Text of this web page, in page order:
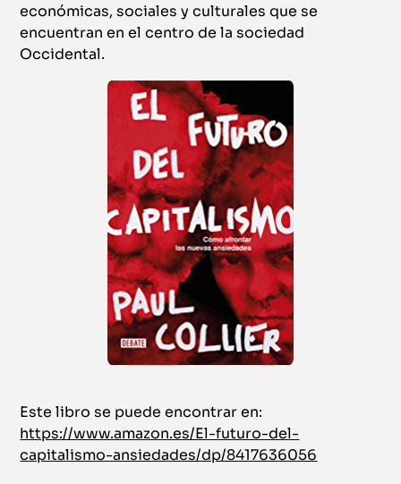
económicas, sociales y culturales que se
encuentran en el centro de la sociedad
Occidental.
Este libro se puede encontrar en:
https://www.amazon.es/El-futuro-del-
capitalismo-ansiedades/dp/8417636056